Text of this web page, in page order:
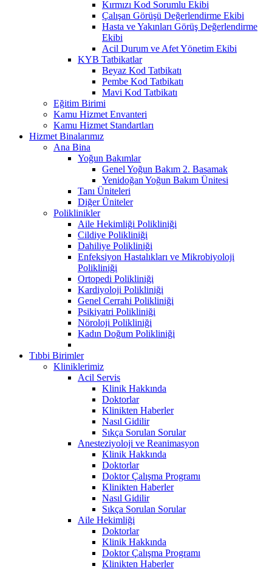
Kırmızı Kod Sorumlu Ekibi
Çalışan Görüşü Değerlendirme Ekibi
Hasta ve Yakınları Görüş Değerlendirme
Ekibi
Acil Durum ve Afet Yönetim Ekibi
KYB Tatbikatlar
Beyaz Kod Tatbikatı
Pembe Kod Tatbikatı
Mavi Kod Tatbikatı
Eğitim Birimi
Kamu Hizmet Envanteri
Kamu Hizmet Standartları
Hizmet Binalarımız
Ana Bina
Yoğun Bakımlar
Genel Yoğun Bakım 2. Basamak
Yenidoğan Yoğun Bakım Ünitesi
Tanı Üniteleri
Diğer Üniteler
Poliklinikler
Aile Hekimliği Polikliniği
Cildiye Polikliniği
Dahiliye Polikliniği
Enfeksiyon Hastalıkları ve Mikrobiyoloji
Polikliniği
Ortopedi Polikliniği
Kardiyoloji Polikliniği
Genel Cerrahi Polikliniği
Psikiyatri Polikliniği
Nöroloji Polikliniği
Kadın Doğum Polikliniği
Tıbbi Birimler
Kliniklerimiz
Acil Servis
Klinik Hakkında
Doktorlar
Klinikten Haberler
Nasıl Gidilir
Sıkça Sorulan Sorular
Anesteziyoloji ve Reanimasyon
Klinik Hakkında
Doktorlar
Doktor Çalışma Programı
Klinikten Haberler
Nasıl Gidilir
Sıkça Sorulan Sorular
Aile Hekimliği
Doktorlar
Klinik Hakkında
Doktor Çalışma Programı
Klinikten Haberler